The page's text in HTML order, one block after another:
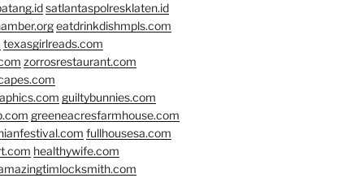
satlantaspolresklaten.id
eatdrinkdishmpls.com
texasgirlreads.com
zorrosrestaurant.com
guiltybunnies.com
greeneacresfarmhouse.com
fullhousesa.com
healthywife.com